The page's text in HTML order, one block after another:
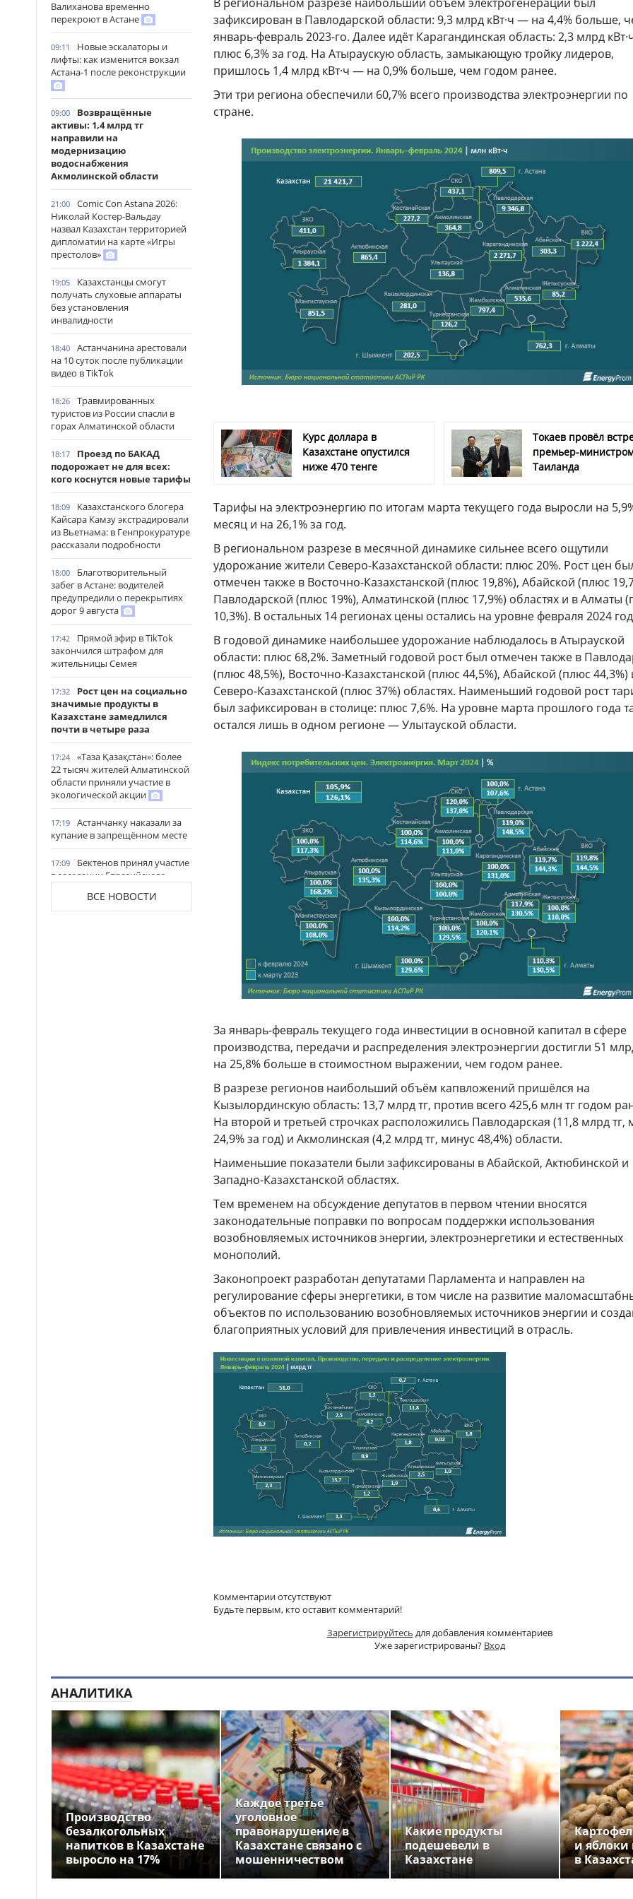
Валиханова временно
перекроют в Астане
09:11
Новые эскалаторы и
лифты: как изменится вокзал
Астана-1 после реконструкции
09:00
Возвращённые
активы: 1,4 млрд тг
направили на
модернизацию
водоснабжения
Акмолинской области
21:00
Comic Con Astana 2026:
Николай Костер-Вальдау
назвал Казахстан территорией
дипломатии на карте «Игры
престолов»
19:05
Казахстанцы смогут
получать слуховые аппараты
без установления
инвалидности
18:40
Астанчанина арестовали
на 10 суток после публикации
видео в TikTok
18:26
Травмированных
туристов из России спасли в
горах Алматинской области
18:17
Проезд по БАКАД
подорожает не для всех:
кого коснутся новые тарифы
18:09
Казахстанского блогера
Кайсара Камзу экстрадировали
из Вьетнама: в Генпрокуратуре
рассказали подробности
18:00
Благотворительный
забег в Астане: водителей
предупредили о перекрытиях
дорог 9 августа
17:42
Прямой эфир в TikTok
закончился штрафом для
жительницы Семея
17:32
Рост цен на социально
значимые продукты в
Казахстане замедлился
почти в четыре раза
17:24
«Таза Қазақстан»: более
22 тысяч жителей Алматинской
области приняли участие в
экологической акции
17:19
Астанчанку наказали за
купание в запрещённом месте
17:09
Бектенов принял участие
в заседании Евразийского
совета в узком формате в
Чолпон-Ате
ВСЕ НОВОСТИ
зафиксирован в Павлодарской области: 9,3 млрд кВт·ч — на 4,4% больше,
январь-февраль 2023-го. Далее идёт Карагандинская область: 2,3 млрд
плюс 6,3% за год. На Атыраускую область, замыкающую тройку лидеров,
пришлось 1,4 млрд кВт·ч — на 0,9% больше, чем годом ранее.
Эти три региона обеспечили 60,7% всего производства электроэнергии по
стране.
Курс доллара в
Казахстане опустился
ниже 470 тенге
Токаев провёл
премьер-
Таиланда
Тарифы на электроэнергию по итогам марта текущего года выросли на
месяц и на 26,1% за год.
В региональном разрезе в месячной динамике сильнее всего ощутили
удорожание жители Северо-Казахстанской области: плюс 20%. Рост цен
отмечен также в Восточно-Казахстанской (плюс 19,8%), Абайской (плюс
Павлодарской (плюс 19%), Алматинской (плюс 17,9%) областях и в Алматы
10,3%). В остальных 14 регионах цены остались на уровне февраля 2024
В годовой динамике наибольшее удорожание наблюдалось в Атырауской
области: плюс 68,2%. Заметный годовой рост был отмечен также в
(плюс 48,5%), Восточно-Казахстанской (плюс 44,5%), Абайской (плюс 44,3%)
Северо-Казахстанской (плюс 37%) областях. Наименьший годовой рост
был зафиксирован в столице: плюс 7,6%. На уровне марта прошлого года
остался лишь в одном регионе — Улытауской области.
За январь-февраль текущего года инвестиции в основной капитал в сфере
производства, передачи и распределения электроэнергии достигли 51
на 25,8% больше в стоимостном выражении, чем годом ранее.
В разрезе регионов наибольший объём капвложений пришёлся на
Кызылординскую область: 13,7 млрд тг, против всего 425,6 млн тг годом
На второй и третьей строчках расположились Павлодарская (11,8 млрд тг,
24,9% за год) и Акмолинская (4,2 млрд тг, минус 48,4%) области.
Наименьшие показатели были зафиксированы в Абайской, Актюбинской и
Западно-Казахстанской областях.
Тем временем на обсуждение депутатов в первом чтении вносятся
законодательные поправки по вопросам поддержки использования
возобновляемых источников энергии, электроэнергетики и естественных
монополий.
Законопроект разработан депутатами Парламента и направлен на
регулирование сферы энергетики, в том числе на развитие
объектов по использованию возобновляемых источников энергии и
благоприятных условий для привлечения инвестиций в отрасль.
Комментарии отсутствуют
Будьте первым, кто оставит комментарий!
Зарегистрируйтесь для добавления комментариев
Уже зарегистрированы? Вход
АНАЛИТИКА
Производство
безалкогольных
напитков в Казахстане
выросло на 17%
Каждое третье
уголовное
правонарушение в
Казахстане связано с
мошенничеством
Какие продукты
подешевели в
Казахстане
и
в